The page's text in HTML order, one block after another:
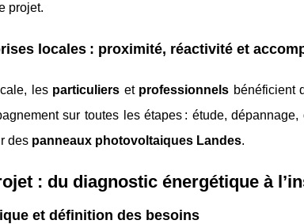
projet.
locales : proximité, réactivité et
les particuliers et professionnels bénéficient
sur toutes les étapes : étude, dépannage,
des panneaux photovoltaiques Landes.
: du diagnostic énergétique à
et définition des besoins